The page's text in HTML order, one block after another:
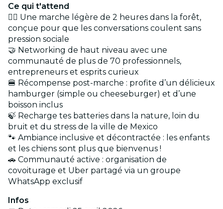
Ce qui t'attend
🚶‍♂️ Une marche légère de 2 heures dans la forêt,
conçue pour que les conversations coulent sans
pression sociale
🤝 Networking de haut niveau avec une
communauté de plus de 70 professionnels,
entrepreneurs et esprits curieux
🍔 Récompense post-marche : profite d’un délicieux
hamburger (simple ou cheeseburger) et d’une
boisson inclus
🍃 Recharge tes batteries dans la nature, loin du
bruit et du stress de la ville de Mexico
🐾 Ambiance inclusive et décontractée : les enfants
et les chiens sont plus que bienvenus !
🚗 Communauté active : organisation de
covoiturage et Uber partagé via un groupe
WhatsApp exclusif
Infos